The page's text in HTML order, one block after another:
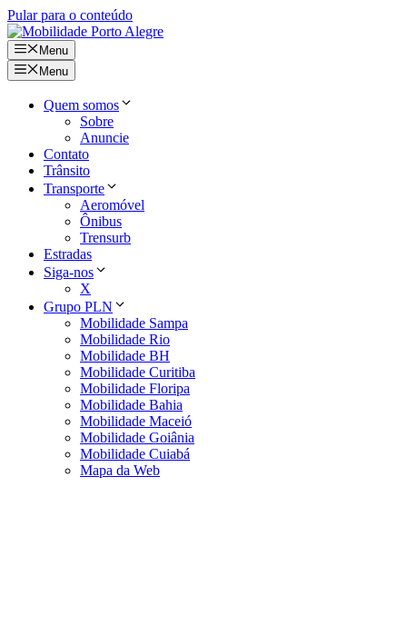
Pular para o conteúdo
Menu
Menu
Quem somos
Sobre
Anuncie
Contato
Trânsito
Transporte
Aeromóvel
Ônibus
Trensurb
Estradas
Siga-nos
X
Grupo PLN
Mobilidade Sampa
Mobilidade Rio
Mobilidade BH
Mobilidade Curitiba
Mobilidade Floripa
Mobilidade Bahia
Mobilidade Maceió
Mobilidade Goiânia
Mobilidade Cuiabá
Mapa da Web